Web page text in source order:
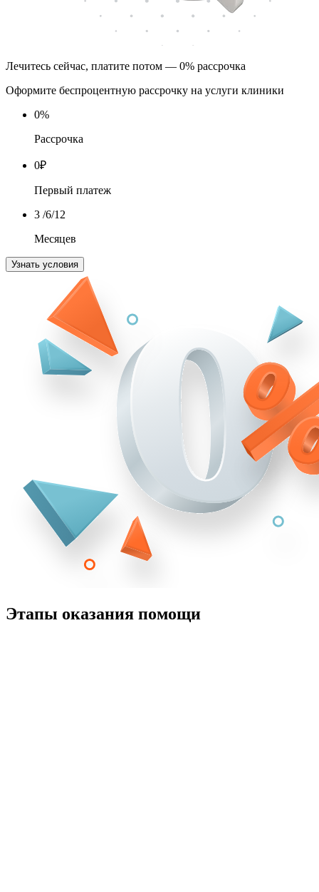
Лечитесь сейчас, платите потом — 0% рассрочка
Оформите беспроцентную рассрочку на услуги клиники
0%
Рассрочка
0₽
Первый платеж
3 /6/12
Месяцев
Узнать условия
Этапы оказания помощи